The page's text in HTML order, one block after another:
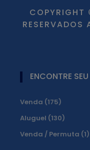
COPYRIGHT
RESERVADOS
ENCONTRE
Venda (175)
Aluguel (130)
Venda / Permuta (1)